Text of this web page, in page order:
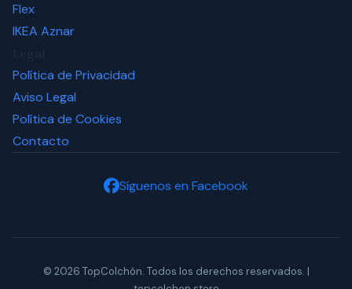
Flex
IKEA Aznar
Política de Privacidad
Aviso Legal
Política de Cookies
Contacto
Síguenos en Facebook
© 2026 TopColchón. Todos los derechos reservados. |